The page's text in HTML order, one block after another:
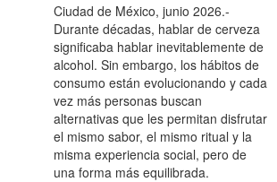
Ciudad de México, junio 2026.-
Durante décadas, hablar de cerveza
significaba hablar inevitablemente de
alcohol. Sin embargo, los hábitos de
consumo están evolucionando y cada
vez más personas buscan
alternativas que les permitan disfrutar
el mismo sabor, el mismo ritual y la
misma experiencia social, pero de
una forma más equilibrada.